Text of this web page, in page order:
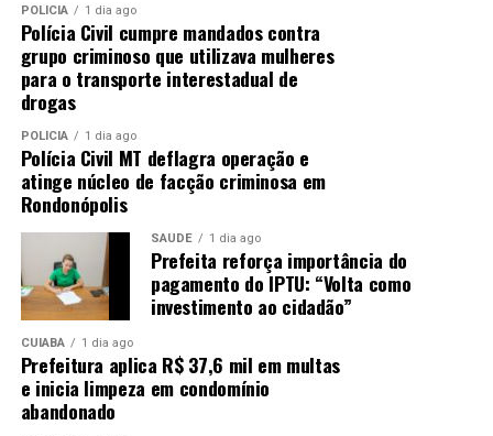
POLÍCIA 1 dia ago
Polícia Civil cumpre mandados contra
grupo criminoso que utilizava mulheres
para o transporte interestadual de
drogas
POLÍCIA 1 dia ago
Polícia Civil MT deflagra operação e
atinge núcleo de facção criminosa em
Rondonópolis
SAÚDE 1 dia ago
Prefeita reforça importância do
pagamento do IPTU: “Volta como
investimento ao cidadão”
CUIABÁ 1 dia ago
Prefeitura aplica R$ 37,6 mil em multas
e inicia limpeza em condomínio
abandonado